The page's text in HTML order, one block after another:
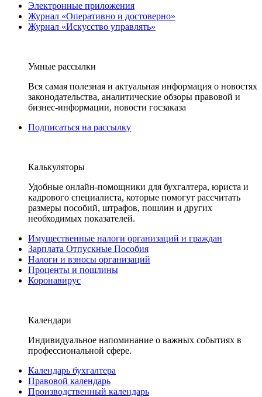
Электронные приложения
Журнал «Оперативно и достоверно»
Журнал «Искусство управлять»
Умные рассылки
Вся самая полезная и актуальная информация о новостях
законодательства, аналитические обзоры правовой и
бизнес-информации, новости госзаказа
Подписаться на рассылку
Калькуляторы
Удобные онлайн-помощники для бухгалтера, юриста и
кадрового специалиста, которые помогут рассчитать
размеры пособий, штрафов, пошлин и других
необходимых показателей.
Имущественные налоги организаций и граждан
Зарплата Отпускные Пособия
Налоги и взносы организаций
Проценты и пошлины
Коронавирус
Календари
Индивидуальное напоминание о важных событиях в
профессиональной сфере.
Календарь бухгалтера
Правовой календарь
Производственный календарь